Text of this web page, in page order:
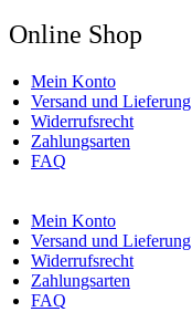
Online Shop
Mein Konto
Versand und Lieferung
Widerrufsrecht
Zahlungsarten
FAQ
Mein Konto
Versand und Lieferung
Widerrufsrecht
Zahlungsarten
FAQ